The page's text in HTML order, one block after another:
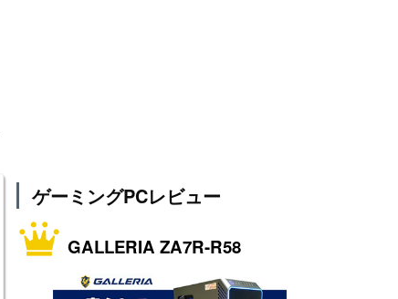
ゲーミングPCレビュー
GALLERIA ZA7R-R58